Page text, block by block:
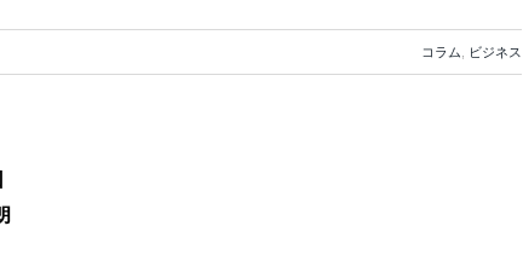
コラム ビジネス